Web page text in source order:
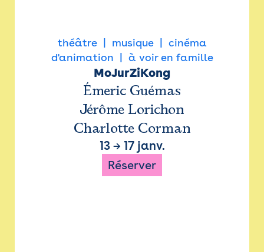
théâtre musique
cinéma
d'animation
à voir en famille
MoJurZiKong
Émeric Guémas
Jérôme Lorichon
Charlotte Corman
13→ 17 janv.
Réserver